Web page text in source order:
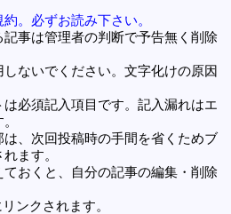
。必ずお読み下さい。
記事は管理者の判断で予告無く削除
ないでください。文字化けの原因
は必須記入項目です。記入漏れはエ
は、次回投稿時の手間を省くためブ
ます。
ておくと、自分の記事の編集・削除
ンクされます。